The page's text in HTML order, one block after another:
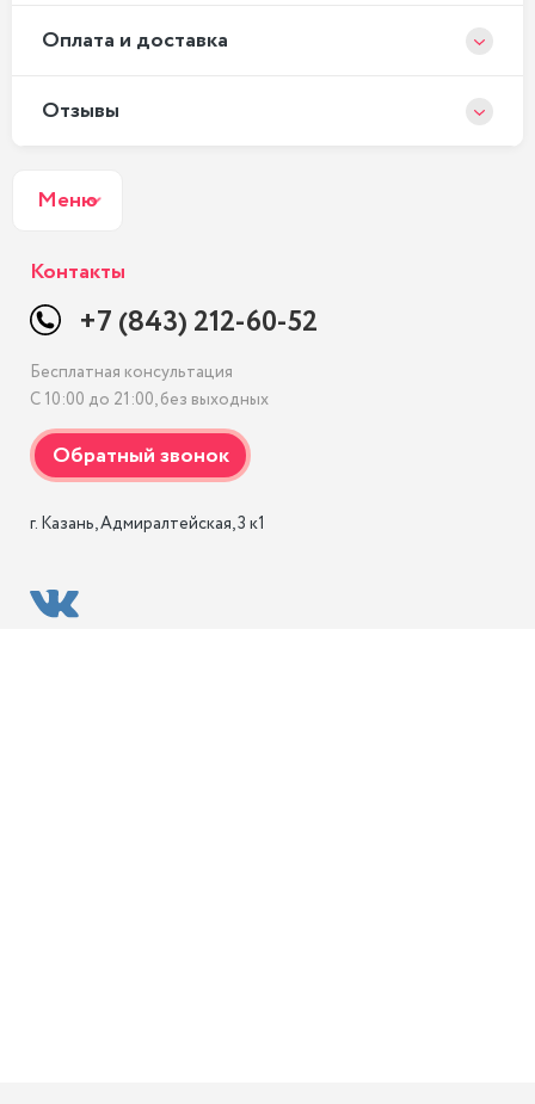
Оплата и доставка
Отзывы
Меню
Контакты
+7 (843) 212-60-52
Бесплатная консультация
С 10:00 до 21:00, без выходных
г. Казань, Адмиралтейская, 3 к1